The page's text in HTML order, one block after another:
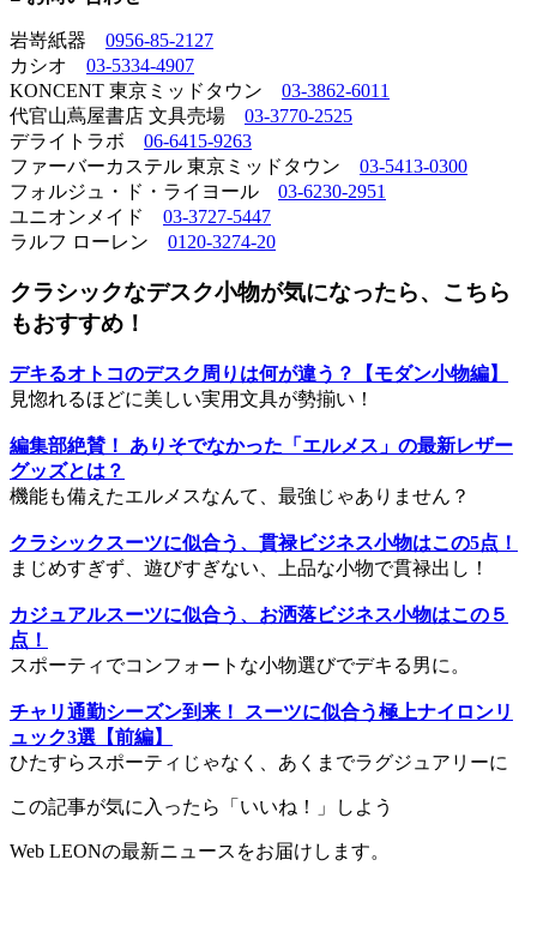
岩嵜紙器 0956-85-2127
カシオ 03-5334-4907
KONCENT 東京ミッドタウン 03-3862-6011
代官山蔦屋書店 文具売場 03-3770-2525
デライトラボ 06-6415-9263
ファーバーカステル 東京ミッドタウン 03-5413-0300
フォルジュ・ド・ライヨール 03-6230-2951
ユニオンメイド 03-3727-5447
ラルフ ローレン 0120-3274-20
クラシックなデスク小物が気になったら、こちら
もおすすめ！
デキるオトコのデスク周りは何が違う？【モダン小物編】
見惚れるほどに美しい実用文具が勢揃い！
編集部絶賛！ ありそでなかった「エルメス」の最新レザー
グッズとは？
機能も備えたエルメスなんて、最強じゃありません？
クラシックスーツに似合う、貫禄ビジネス小物はこの5点！
まじめすぎず、遊びすぎない、上品な小物で貫禄出し！
カジュアルスーツに似合う、お洒落ビジネス小物はこの５
点！
スポーティでコンフォートな小物選びでデキる男に。
チャリ通勤シーズン到来！ スーツに似合う極上ナイロンリ
ュック3選【前編】
ひたすらスポーティじゃなく、あくまでラグジュアリーに
この記事が気に入ったら「いいね！」しよう
Web LEONの最新ニュースをお届けします。